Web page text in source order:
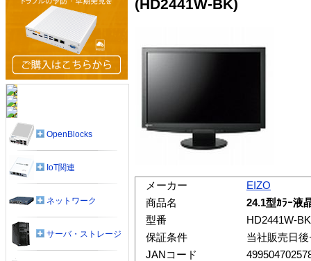
(HD2441W-BK)
メーカー
EIZO
商品名
24.1型ｶﾗｰ液
型番
HD2441W-BK
保証条件
当社販売日
JANコード
OpenBlocks
IoT関連
ネットワーク
サーバ・ストレージ